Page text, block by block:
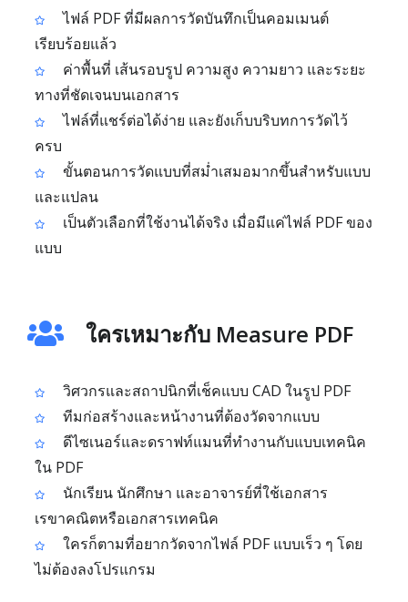
ไฟล์ PDF ที่มีผลการวัดบันทึกเป็นคอมเมนต์
เรียบร้อยแล้ว
ค่าพื้นที่ เส้นรอบรูป ความสูง ความยาว และระยะ
ทางที่ชัดเจนบนเอกสาร
ไฟล์ที่แชร์ต่อได้ง่าย และยังเก็บบริบทการวัดไว้
ครบ
ขั้นตอนการวัดแบบที่สม่ำเสมอมากขึ้นสำหรับแบบ
และแปลน
เป็นตัวเลือกที่ใช้งานได้จริง เมื่อมีแค่ไฟล์ PDF ของ
แบบ
ใครเหมาะกับ Measure PDF
วิศวกรและสถาปนิกที่เช็คแบบ CAD ในรูป PDF
ทีมก่อสร้างและหน้างานที่ต้องวัดจากแบบ
ดีไซเนอร์และดราฟท์แมนที่ทำงานกับแบบเทคนิค
ใน PDF
นักเรียน นักศึกษา และอาจารย์ที่ใช้เอกสาร
เรขาคณิตหรือเอกสารเทคนิค
ใครก็ตามที่อยากวัดจากไฟล์ PDF แบบเร็ว ๆ โดย
ไม่ต้องลงโปรแกรม